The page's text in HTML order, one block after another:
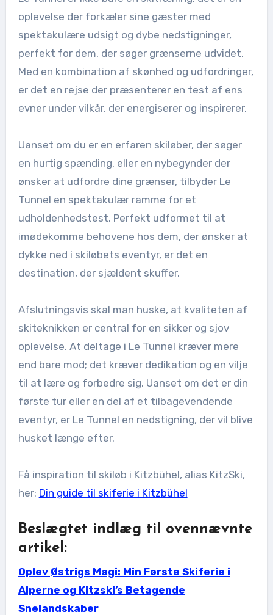
oplevelse der forkæler sine gæster med
spektakulære udsigt og dybe nedstigninger,
perfekt for dem, der søger grænserne udvidet.
Med en kombination af skønhed og udfordringer,
er det en rejse der præsenterer en test af ens
evner under vilkår, der energiserer og inspirerer.
Uanset om du er en erfaren skiløber, der søger
en hurtig spænding, eller en nybegynder der
ønsker at udfordre dine grænser, tilbyder Le
Tunnel en spektakulær ramme for et
udholdenhedstest. Perfekt udformet til at
imødekomme behovene hos dem, der ønsker at
dykke ned i skiløbets eventyr, er det en
destination, der sjældent skuffer.
Afslutningsvis skal man huske, at kvaliteten af
skiteknikken er central for en sikker og sjov
oplevelse. At deltage i Le Tunnel kræver mere
end bare mod; det kræver dedikation og en vilje
til at lære og forbedre sig. Uanset om det er din
første tur eller en del af et tilbagevendende
eventyr, er Le Tunnel en nedstigning, der vil blive
husket længe efter.
Få inspiration til skiløb i Kitzbühel, alias KitzSki,
her: Din guide til skiferie i Kitzbühel
Beslægtet indlæg til ovennævnte
artikel:
Oplev Østrigs Magi: Min Første Skiferie i
Alperne og Kitzski’s Betagende
Snelandskaber